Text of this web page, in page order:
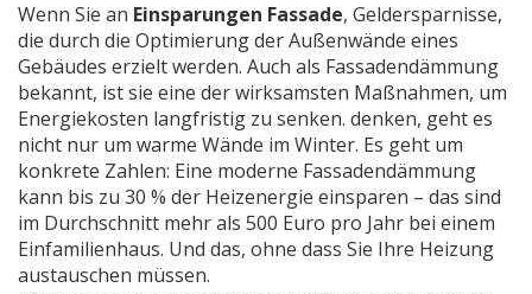
Wenn Sie an Einsparungen Fassade, Geldersparnisse,
die durch die Optimierung der Außenwände eines
Gebäudes erzielt werden. Auch als Fassadendämmung
bekannt, ist sie eine der wirksamsten Maßnahmen, um
Energiekosten langfristig zu senken. denken, geht es
nicht nur um warme Wände im Winter. Es geht um
konkrete Zahlen: Eine moderne Fassadendämmung
kann bis zu 30 % der Heizenergie einsparen – das sind
im Durchschnitt mehr als 500 Euro pro Jahr bei einem
Einfamilienhaus. Und das, ohne dass Sie Ihre Heizung
austauschen müssen.